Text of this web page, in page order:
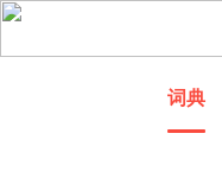
词典